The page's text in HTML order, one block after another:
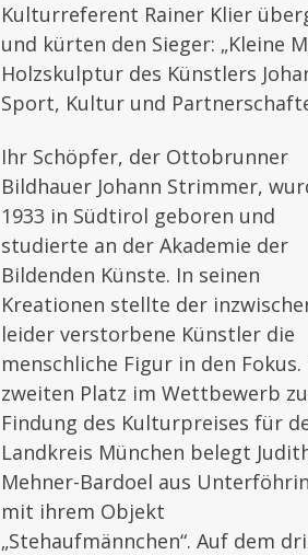
Kulturreferent Rainer Klier
und kürten den Sieger: „Kleine
Holzskulptur des Künstlers
Sport, Kultur und
Ihr Schöpfer, der Ottobrunner
Bildhauer Johann Strimmer,
1933 in Südtirol geboren und
studierte an der Akademie der
Bildenden Künste. In seinen
Kreationen stellte der
leider verstorbene Künstler die
menschliche Figur in den Fokus.
zweiten Platz im Wettbewerb
Findung des Kulturpreises für
Landkreis München belegt
Mehner-Bardoel aus
mit ihrem Objekt
„Stehaufmännchen“. Auf dem